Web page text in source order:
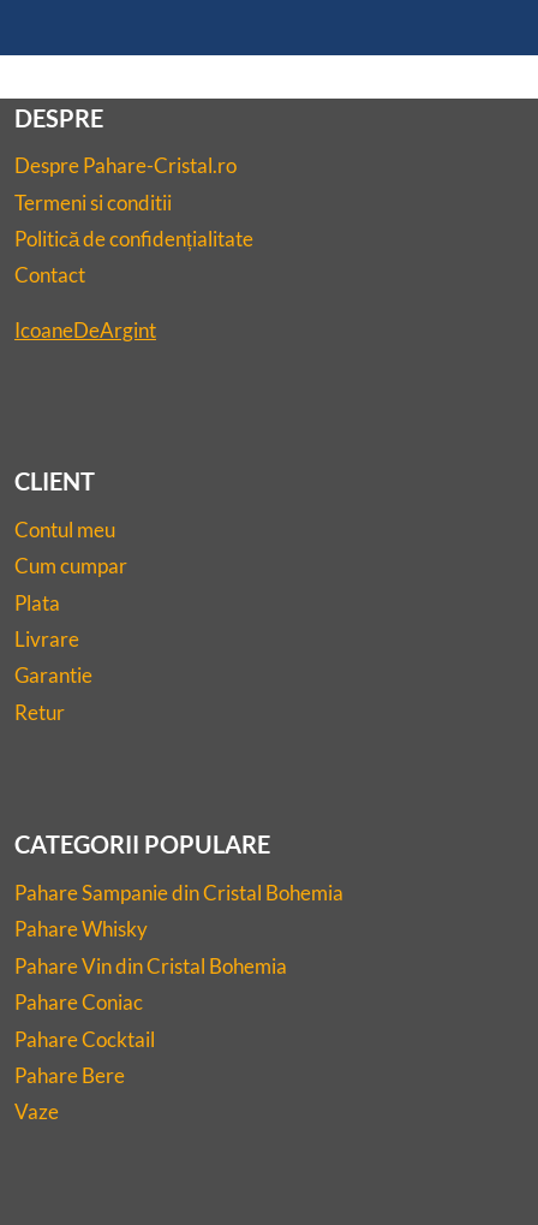
DESPRE
Despre Pahare-Cristal.ro
Termeni si conditii
Politică de confidențialitate
Contact
IcoaneDeArgint
CLIENT
Contul meu
Cum cumpar
Plata
Livrare
Garantie
Retur
CATEGORII POPULARE
Pahare Sampanie din Cristal Bohemia
Pahare Whisky
Pahare Vin din Cristal Bohemia
Pahare Coniac
Pahare Cocktail
Pahare Bere
Vaze